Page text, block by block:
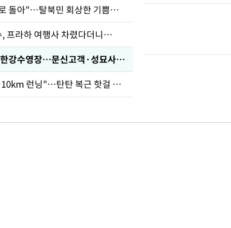
"바지 벗고 앞뒤로 돌아"…탈북민 회상한 기쁨조 검사
, 프라하 여행사 차렸다더니…
'가성비 워터밤' 한강수영장…문신고객·성묘사음원 민원
46세 바다 "매일 10km 런닝"…탄탄 복근 핫걸 몸매로